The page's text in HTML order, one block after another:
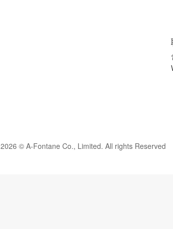
2026 © A-Fontane Co., Limited. All rights Reserved